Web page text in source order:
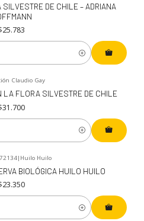
DE CHILE – ADRIANA
Claudio Gay
LA FLORA SILVESTRE DE CHILE
| Huilo Huilo
BIOLÓGICA HUILO HUILO